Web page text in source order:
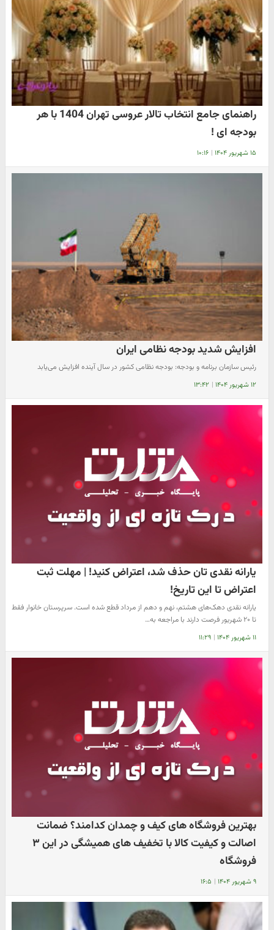
راهنمای جامع انتخاب تالار عروسی تهران 1404 با هر
بودجه ‌ای !
۱۵ شهریور ۱۴۰۴ | ۱۰:۱۶
افزایش شدید بودجه نظامی ایران
رئیس سازمان برنامه و بودجه: بودجه نظامی کشور در سال آینده افزایش می‌یابد
۱۲ شهریور ۱۴۰۴ | ۱۳:۴۲
یارانه نقدی تان حذف شد، اعتراض کنید! | مهلت ثبت
اعتراض تا این تاریخ!
یارانه نقدی دهک‌های هشتم، نهم و دهم از مرداد قطع شده است. سرپرستان خانوار فقط
تا ۲۰ شهریور فرصت دارند با مراجعه به…
۱۱ شهریور ۱۴۰۴ | ۱۱:۲۹
بهترین فروشگاه های کیف و چمدان کدامند؟ ضمانت
اصالت و کیفیت کالا با تخفیف های همیشگی در این ۳
فروشگاه
۹ شهریور ۱۴۰۴ | ۱۶:۵